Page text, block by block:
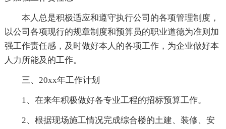
本人总是积极适应和遵守执行公司的各项管理制度，
以公司各项现行的规章制度和预算员的职业道德为准则加
强工作责任感，及时做好本人的各项工作，为企业做好本
人力所能及的工作。
三、20xx年工作计划
1、在来年积极做好各专业工程的招标预算工作。
2、根据现场施工情况完成综合楼的土建、装修、安